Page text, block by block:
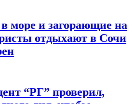
море и загорающие на
отдыхают в Сочи
“РГ” проверил,